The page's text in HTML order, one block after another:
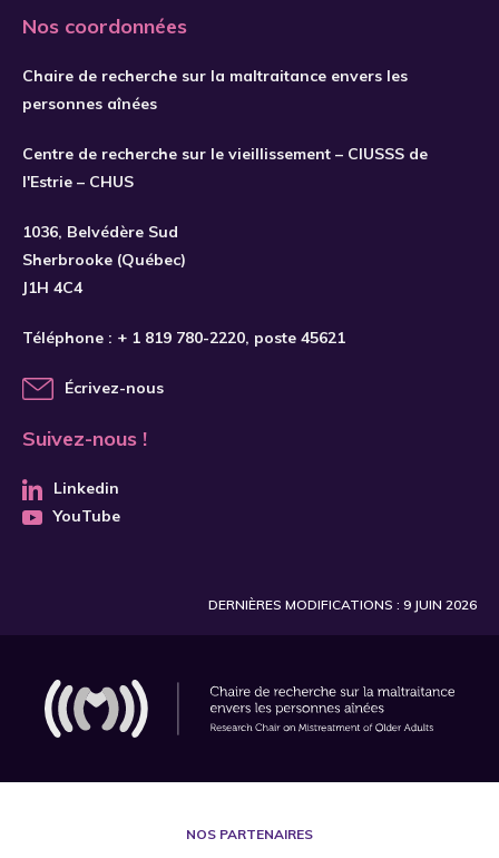
2023
Nos coordonnées
Chaire de recherche sur la maltraitance envers les
personnes aînées
Centre de recherche sur le vieillissement – CIUSSS de
l'Estrie – CHUS
1036, Belvédère Sud
Sherbrooke (Québec)
J1H 4C4
Téléphone : + 1 819 780-2220, poste 45621
Écrivez-nous
Suivez-nous !
Linkedin
YouTube
DERNIÈRES MODIFICATIONS : 9 JUIN 2026
NOS PARTENAIRES